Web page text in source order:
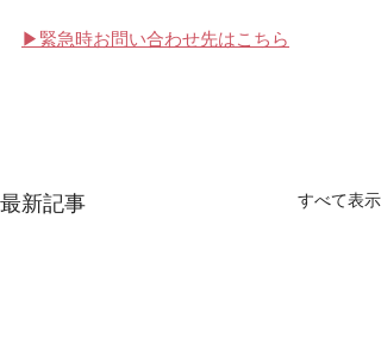
▶緊急時お問い合わせ先はこちら
最新記事 すべて表示